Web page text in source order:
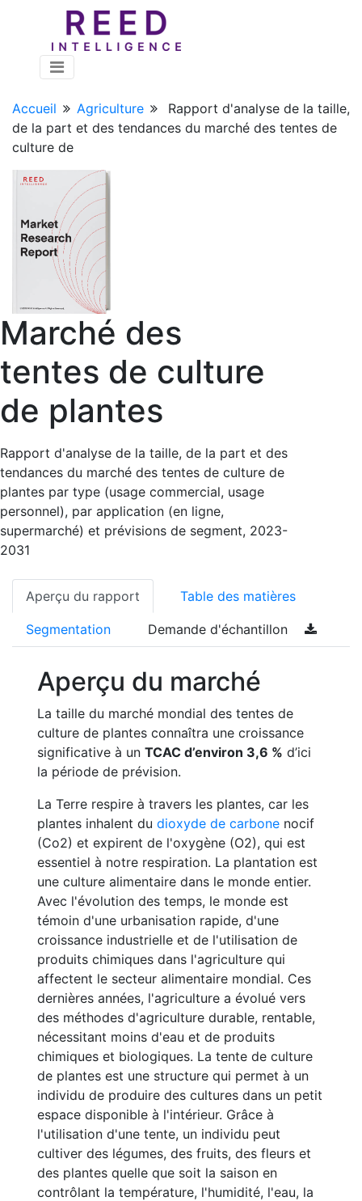
Accueil Agriculture
Rapport d'analyse de la taille,
de la part et des tendances du marché des tentes de
culture de
Marché des
tentes de culture
de plantes
Rapport d'analyse de la taille, de la part et des
tendances du marché des tentes de culture de
plantes par type (usage commercial, usage
personnel), par application (en ligne,
supermarché) et prévisions de segment, 2023-
2031
Aperçu du rapport Table des matières
Segmentation Demande d'échantillon
Aperçu du marché
La taille du marché mondial des tentes de
culture de plantes connaîtra une croissance
significative à un TCAC d’environ 3,6 % d’ici
la période de prévision.
La Terre respire à travers les plantes, car les
plantes inhalent du dioxyde de carbone nocif
(Co2) et expirent de l'oxygène (O2), qui est
essentiel à notre respiration. La plantation est
une culture alimentaire dans le monde entier.
Avec l'évolution des temps, le monde est
témoin d'une urbanisation rapide, d'une
croissance industrielle et de l'utilisation de
produits chimiques dans l'agriculture qui
affectent le secteur alimentaire mondial. Ces
dernières années, l'agriculture a évolué vers
des méthodes d'agriculture durable, rentable,
nécessitant moins d'eau et de produits
chimiques et biologiques. La tente de culture
de plantes est une structure qui permet à un
individu de produire des cultures dans un petit
espace disponible à l'intérieur. Grâce à
l'utilisation d'une tente, un individu peut
cultiver des légumes, des fruits, des fleurs et
des plantes quelle que soit la saison en
contrôlant la température, l'humidité, l'eau, la